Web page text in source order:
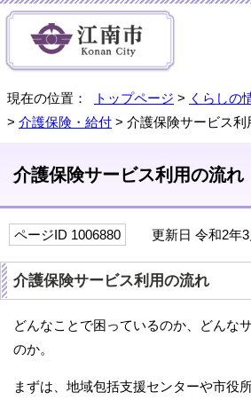
現在の位置： トップページ > くらしの
> 介護保険・給付 > 介護保険サービス利
介護保険サービス利用の流れ
ページID 1006880 更新日 令和2年3
介護保険サービス利用の流れ
どんなことで困っているのか、どんな
のか。
まずは、地域包括支援センターや市役